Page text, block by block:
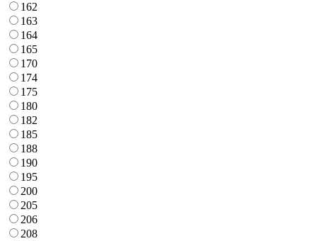
162
163
164
165
170
174
175
180
182
185
188
190
195
200
205
206
208